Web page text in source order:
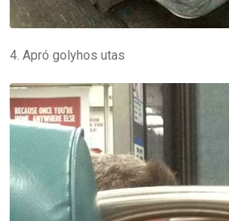
4. Apró golyhos utas